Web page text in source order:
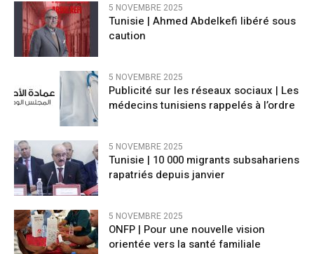
5 NOVEMBRE 2025
Tunisie | Ahmed Abdelkefi libéré sous
caution
5 NOVEMBRE 2025
Publicité sur les réseaux sociaux | Les
médecins tunisiens rappelés à l’ordre
5 NOVEMBRE 2025
Tunisie | 10 000 migrants subsahariens
rapatriés depuis janvier
5 NOVEMBRE 2025
ONFP | Pour une nouvelle vision
orientée vers la santé familiale